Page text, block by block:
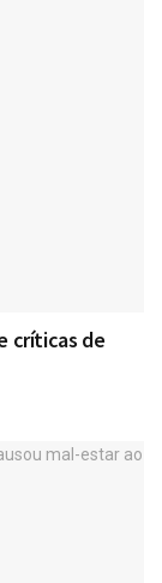
críticas de